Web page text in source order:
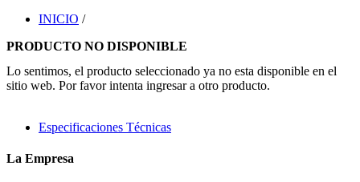
INICIO /
PRODUCTO NO DISPONIBLE
Lo sentimos, el producto seleccionado ya no esta disponible en el
sitio web. Por favor intenta ingresar a otro producto.
Especificaciones Técnicas
La Empresa